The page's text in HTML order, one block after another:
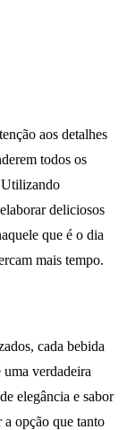
aos detalhes
todos os
Utilizando
deliciosos
que é o dia
mais tempo.
cada bebida
verdadeira
elegância e sabor
a opção que tanto